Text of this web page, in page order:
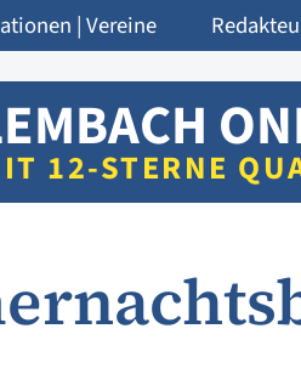
| Vereine
12-STERNE